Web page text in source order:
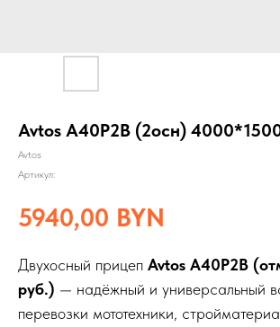
Avtos A40Р2B (2осн)
Avtos
Артикул:
5940,00 BYN
Двухосный прицеп Avtos A40P2B
руб.) — надёжный и универсальный
перевозки мототехники,